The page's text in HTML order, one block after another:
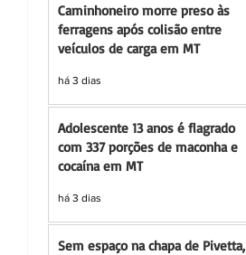
Caminhoneiro morre preso às
ferragens após colisão entre
veículos de carga em MT
há 3 dias
Adolescente 13 anos é flagrado
com 337 porções de maconha e
cocaína em MT
há 3 dias
Sem espaço na chapa de Pivetta,